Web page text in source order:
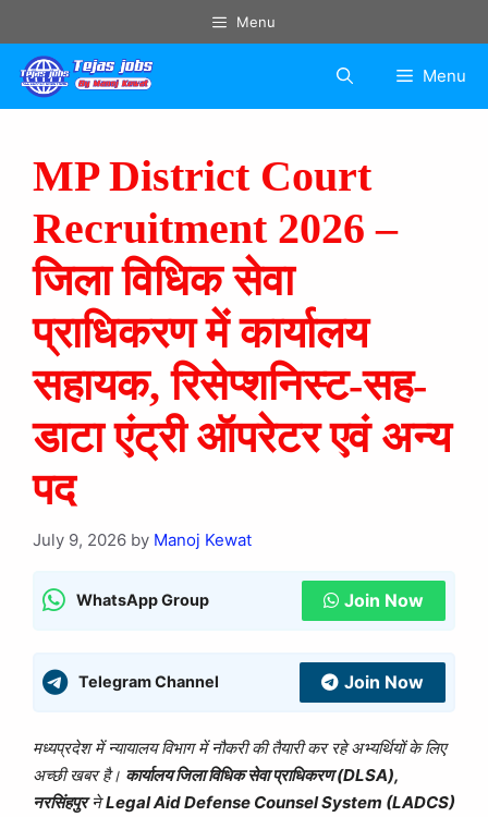
Menu
Menu
MP District Court
Recruitment 2026 –
जिला विधिक सेवा
प्राधिकरण में कार्यालय
सहायक, रिसेप्शनिस्ट-सह-
डाटा एंट्री ऑपरेटर एवं अन्य
पद
July 9, 2026 by Manoj Kewat
WhatsApp Group Join Now
Telegram Channel Join Now
मध्यप्रदेश में न्यायालय विभाग में नौकरी की तैयारी कर रहे अभ्यर्थियों के लिए
अच्छी खबर है। कार्यालय जिला विधिक सेवा प्राधिकरण (DLSA),
नरसिंहपुरनेLegal Aid Defense Counsel System (LADCS)